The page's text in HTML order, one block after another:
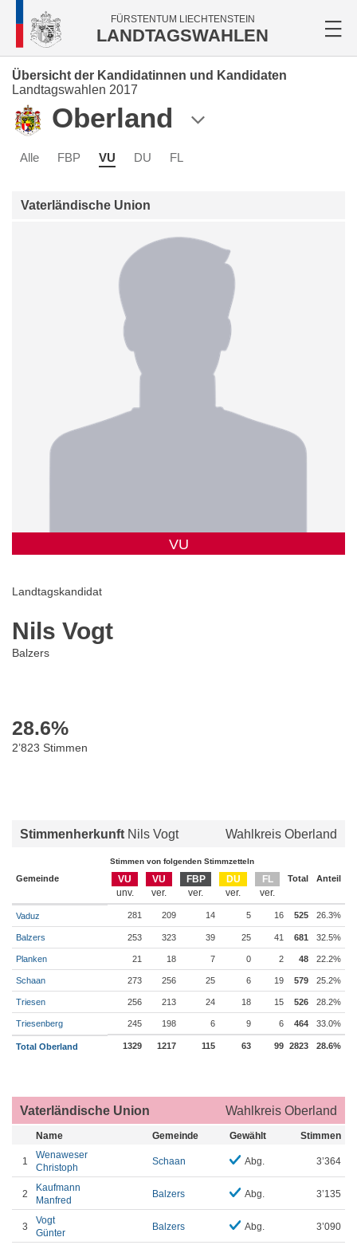
FÜRSTENTUM LIECHTENSTEIN
LANDTAGSWAHLEN
Übersicht der Kandidatinnen und Kandidaten
Landtagswahlen 2017
Oberland
Alle FBP VU DU FL
Vaterländische Union
VU
Landtagskandidat
Nils Vogt
Balzers
28.6%
2’823 Stimmen
Stimmenherkunft Nils Vogt Wahlkreis Oberland
Stimmen von folgenden Stimmzetteln
Gemeinde VU VU FBP DU FL Total Anteil
Vaduz 281 209 14 5 16 525 26.3%
Balzers 253 323 39 25 41 681 32.5%
Planken 21 18 7 0 2 48 22.2%
Schaan 273 256 25 6 19 579 25.2%
Triesen 256 213 24 18 15 526 28.2%
Triesenberg 245 198 6 9 6 464 33.0%
Total Oberland 1329 1217 115 63 99 2823 28.6%
Vaterländische Union Wahlkreis Oberland
Name Gemeinde Gewählt Stimmen
1
Wenaweser
Christoph
Schaan Abg. 3’364
2
Kaufmann
Manfred
Balzers Abg. 3’135
3
Vogt
Günter
Balzers Abg. 3’090